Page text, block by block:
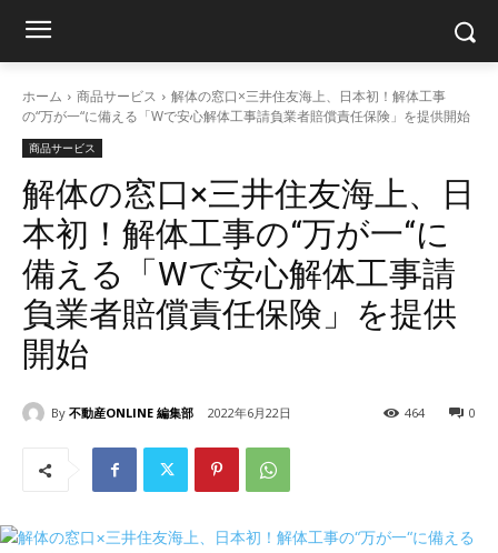
ホーム 商品サービス
解体の窓口×三井住友海上、日本初！解体工事
の“万が一“に備える「Wで安心解体工事請負業者賠償責任保険」を提供開始
商品サービス
解体の窓口×三井住友海上、日
本初！解体工事の“万が一“に
備える「Wで安心解体工事請
負業者賠償責任保険」を提供
開始
By 不動産ONLINE 編集部 2022年6月22日 0
464